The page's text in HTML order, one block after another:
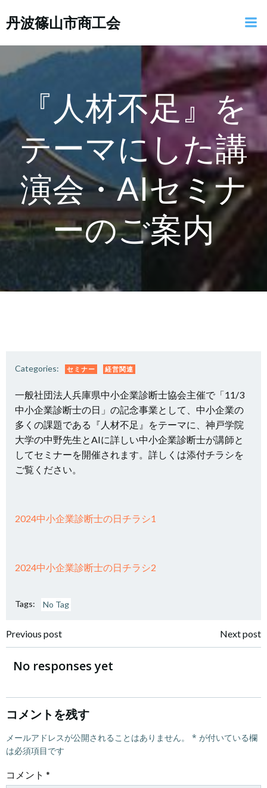
ン
へ
ス
キ
ッ
プ
丹波篠山市商工会
『人材不足』を
テーマにした講
演会・AIセミナ
ーのご案内
Categories: セミナー 経営関連
一般社団法人兵庫県中小企業診断士協会主催で「11/3
中小企業診断士の日」の記念事業として、中小企業の
多くの課題である『人材不足』をテーマに、神戸学院
大学の中野先生とAIに詳しい中小企業診断士が講師と
してセミナーを開催されます。詳しくは添付チラシを
ご覧ください。
2024中小企業診断士の日チラシ1
2024中小企業診断士の日チラシ2
Tags: No Tag
投
稿
ナ
ビ
ゲ
ー
Previous post
ナ
ゲ
Next post
No responses yet
コメントを残す
メールアドレスが公開されることはありません。 * が付いている欄
は必須項目です
コメント *